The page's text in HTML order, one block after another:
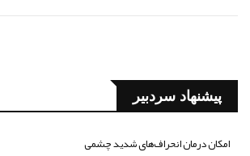
پیشنهاد سردبیر
امکان درمان انحراف‌های شدید چشمی